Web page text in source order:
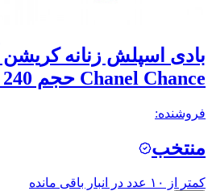
بادی اسپلش زنانه
Chanel Chance حجم 240 میلی لیتر
فروشنده:
منتخب
کمتر از ۱۰ عدد در انبار باقی مانده